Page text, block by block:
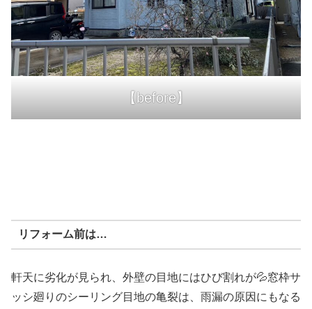
【before】
リフォーム前は…
軒天に劣化が見られ、外壁の目地にはひび割れが💦窓枠サ
ッシ廻りのシーリング目地の亀裂は、雨漏の原因にもなる